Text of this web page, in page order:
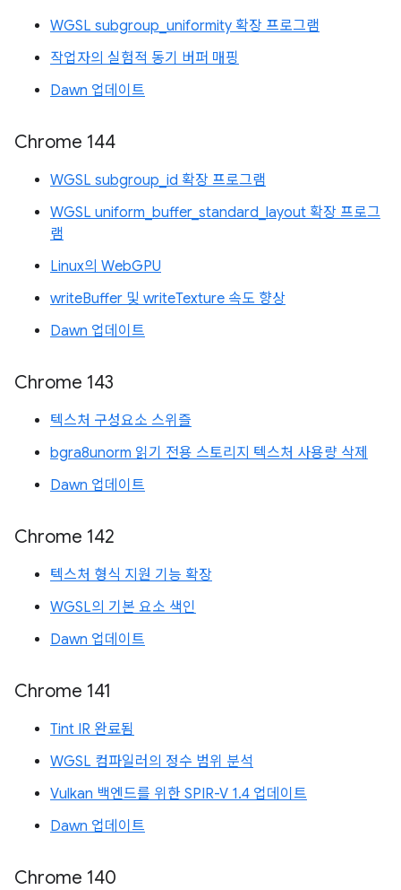
WGSL subgroup_uniformity 확장 프로그램
작업자의 실험적 동기 버퍼 매핑
Dawn 업데이트
Chrome 144
WGSL subgroup_id 확장 프로그램
WGSL uniform_buffer_standard_layout 확장 프로그
램
Linux의 WebGPU
writeBuffer 및 writeTexture 속도 향상
Dawn 업데이트
Chrome 143
텍스처 구성요소 스위즐
bgra8unorm 읽기 전용 스토리지 텍스처 사용량 삭제
Dawn 업데이트
Chrome 142
텍스처 형식 지원 기능 확장
WGSL의 기본 요소 색인
Dawn 업데이트
Chrome 141
Tint IR 완료됨
WGSL 컴파일러의 정수 범위 분석
Vulkan 백엔드를 위한 SPIR-V 1.4 업데이트
Dawn 업데이트
Chrome 140